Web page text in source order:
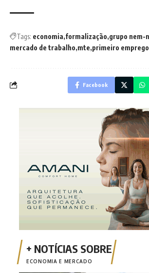
Tags: economia formalização grupo nem-
mercado de trabalho mte primeiro emprego
Facebook
ECONOMIA E MERCADO